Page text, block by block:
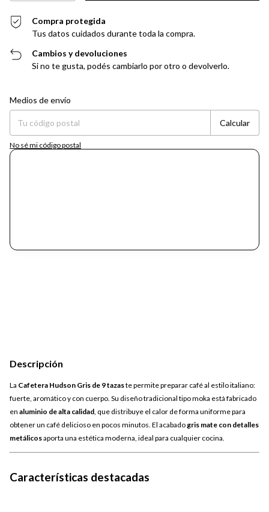
Compra protegida
Tus datos cuidados durante toda la compra.
Cambios y devoluciones
Si no te gusta, podés cambiarlo por otro o devolverlo.
Entregas para el CP:
Medios de envío
Calcular
No sé mi código postal
Descripción
La Cafetera Hudson Gris de 9 tazaste permite preparar café al estilo italiano:
fuerte, aromático y con cuerpo. Su diseño tradicional tipo moka está fabricado
en aluminio de alta calidad, que distribuye el calor de forma uniforme para
obtener un café delicioso en pocos minutos. El acabadogris mate con detalles
metálicosaporta una estética moderna, ideal para cualquier cocina.
Características destacadas